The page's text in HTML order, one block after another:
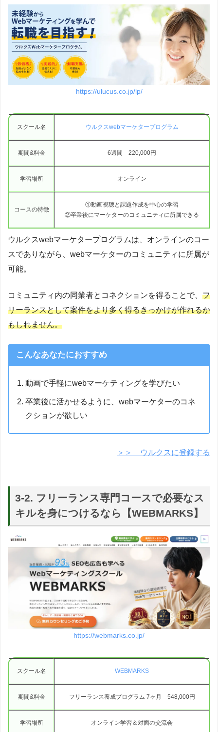
https://ulucus.co.jp/lp/
スクール名 ウルクスwebマーケタープログラム
期間&料金 6週間 220,000円
学習場所 オンライン
コースの特徴
①動画視聴と課題作成を中心の学習
②卒業後にマーケターのコミュニティに所属できる
ウルクスwebマーケタープログラムは、オンラインのコー
スでありながら、webマーケターのコミュニティに所属が
可能。
コミュニティ内の同業者とコネクションを得ることで、 フ
リーランスとして案件をより多く得るきっかけが作れるか
もしれません。
こんなあなたにおすすめ
動画で手軽にwebマーケティングを学びたい
卒業後に活かせるように、webマーケターのコネ
クションが欲しい
＞＞ ウルクスに登録する
3-2. フリーランス専門コースで必要なス
キルを身につけるなら【WEBMARKS】
https://webmarks.co.jp/
スクール名 WEBMARKS
期間&料金 フリーランス養成プログラム 7ヶ月 548,000円
学習場所 オンライン学習＆対面の交流会